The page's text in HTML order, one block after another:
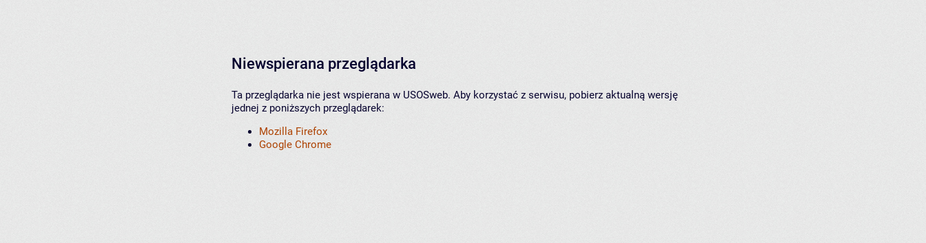
Niewspierana przeglądarka
Ta przeglądarka nie jest wspierana w USOSweb. Aby korzystać z serwisu, pobierz aktualną wersję
jednej z poniższych przeglądarek:
Mozilla Firefox
Google Chrome